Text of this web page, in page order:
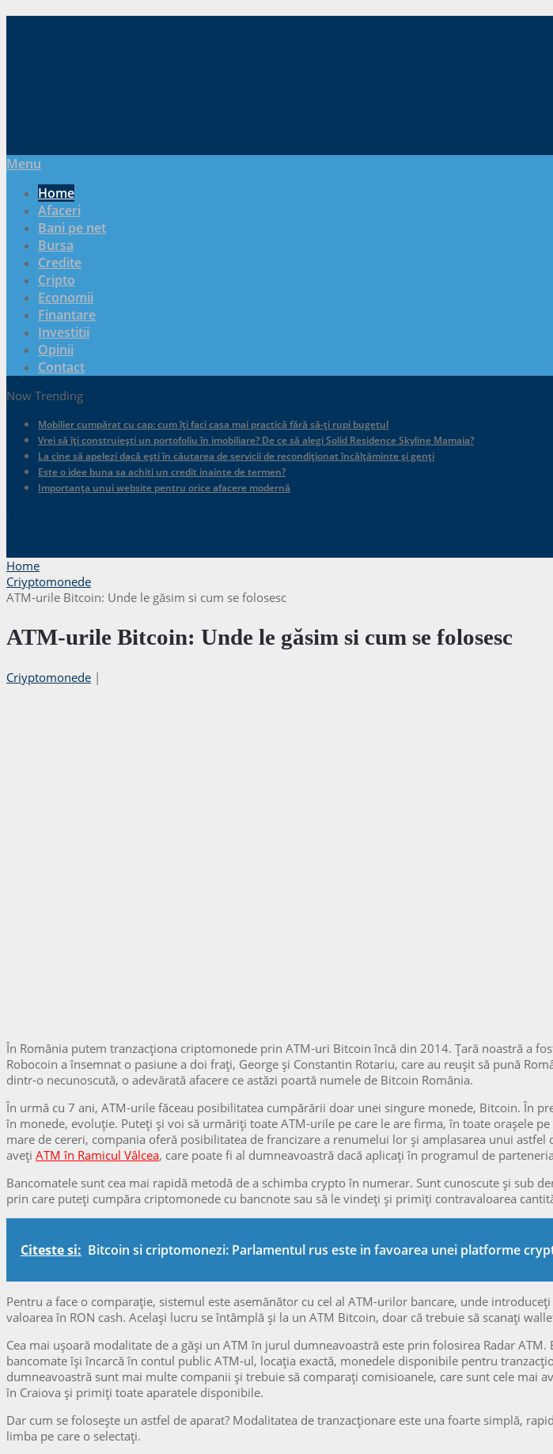
Menu
Home
Afaceri
Bani pe net
Bursa
Credite
Cripto
Economii
Finantare
Investitii
Opinii
Contact
Now Trending
Mobilier cumpărat cu cap: cum îți faci casa mai practică fără să-ți rupi bugetul
Vrei să îți construiești un portofoliu în imobiliare? De ce să alegi Solid Residence Skyline Mamaia?
La cine să apelezi dacă ești în căutarea de servicii de recondiționat încălțăminte și genți
Este o idee buna sa achiti un credit inainte de termen?
Importanța unui website pentru orice afacere modernă
.
Home
Criyptomonede
ATM-urile Bitcoin: Unde le găsim si cum se folosesc
ATM-urile Bitcoin: Unde le găsim si cum se folosesc
Criyptomonede |
În România putem tranzacționa criptomonede prin ATM-uri Bitcoin încă din 2014. Țară noastră a
Robocoin a însemnat o pasiune a doi frați, George și Constantin Rotariu, care au reușit să pună
dintr-o necunoscută, o adevărată afacere ce astăzi poartă numele de Bitcoin România.
În urmă cu 7 ani, ATM-urile făceau posibilitatea cumpărării doar unei singure monede, Bitcoin. În
în monede, evoluție. Puteți și voi să urmăriți toate ATM-urile pe care le are firma, în toate orașele pe
mare de cereri, compania oferă posibilitatea de francizare a renumelui lor și amplasarea unui
aveți ATM în Ramicul Vâlcea, care poate fi al dumneavoastră dacă aplicați în programul de
Bancomatele sunt cea mai rapidă metodă de a schimba crypto în numerar. Sunt cunoscute și sub
prin care puteți cumpăra criptomonede cu bancnote sau să le vindeți și primiți contravaloarea
Citeste si: Bitcoin si criptomonezi: Parlamentul rus este in favoarea unei platforme
Pentru a face o comparație, sistemul este asemănător cu cel al ATM-urilor bancare, unde
valoarea în RON cash. Același lucru se întâmplă și la un ATM Bitcoin, doar că trebuie să scanați
Cea mai ușoară modalitate de a găși un ATM în jurul dumneavoastră este prin folosirea Radar
bancomate își încarcă în contul public ATM-ul, locația exactă, monedele disponibile pentru
dumneavoastră sunt mai multe companii și trebuie să comparați comisioanele, care sunt cele mai
în Craiova și primiți toate aparatele disponibile.
Dar cum se folosește un astfel de aparat? Modalitatea de tranzacționare este una foarte simplă,
limba pe care o selectați.